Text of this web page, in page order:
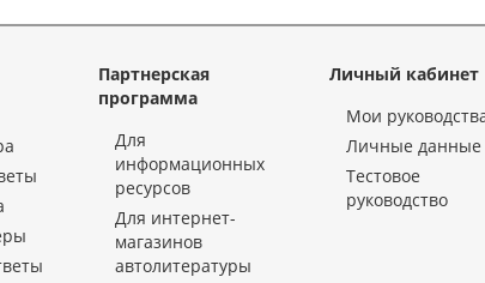
Партнерская
программа
Для
информационных
ресурсов
Для интернет-
магазинов
автолитературы
Личный кабинет
Мои
Личные данные
Тестовое
руководство